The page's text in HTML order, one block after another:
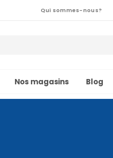
Qui sommes-nous?
Nos magasins Blog